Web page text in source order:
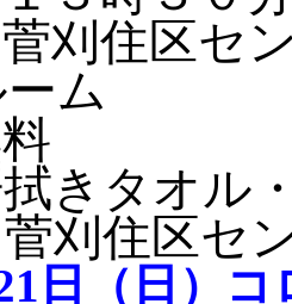
菅刈住区セ
ム
きタオル
刈住区セ
日（日）